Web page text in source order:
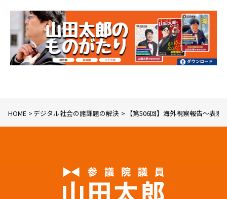
HOME デジタル社会の諸課題の解決 【第506回】海外視察報告〜表